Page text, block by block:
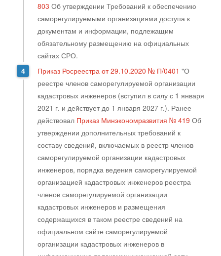
803 Об утверждении Требований к обеспечению
саморегулируемыми организациями доступа к
документам и информации, подлежащим
обязательному размещению на официальных
сайтах СРО.
Приказ Росреестра от 29.10.2020 № П/0401 "О
реестре членов саморегулируемой организации
кадастровых инженеров (вступил в силу с 1 января
2021 г. и действует до 1 января 2027 г.). Ранее
действовал Приказ Минэкономразвития № 419 Об
утверждении дополнительных требований к
составу сведений, включаемых в реестр членов
саморегулируемой организации кадастровых
инженеров, порядка ведения саморегулируемой
организацией кадастровых инженеров реестра
членов саморегулируемой организации
кадастровых инженеров и размещения
содержащихся в таком реестре сведений на
официальном сайте саморегулируемой
организации кадастровых инженеров в